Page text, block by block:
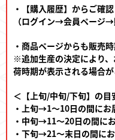
東方やおよろず商店とは
ご利用案内
・【購入履歴】からご確認
（ログイン→会員ページ
・商品ページからも販売
※追加生産の決定により
荷時期が表示される場合が
＜【上旬/中旬/下旬】の目
・上旬→1～10日の間にお
・中旬→11～20日の間に
・下旬→21～末日の間に